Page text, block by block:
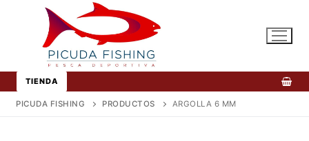
contenido
TIENDA
PICUDA FISHING PRODUCTOS ARGOLLA 6 MM